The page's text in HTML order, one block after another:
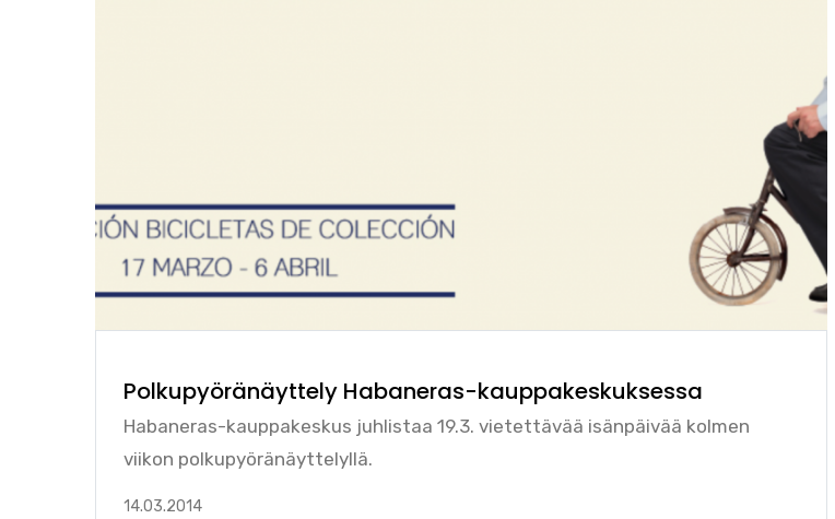
Polkupyöränäyttely Habaneras-kauppakeskuksessa
Habaneras-kauppakeskus juhlistaa 19.3. vietettävää isänpäivää kolmen
viikon polkupyöränäyttelyllä.
14.03.2014